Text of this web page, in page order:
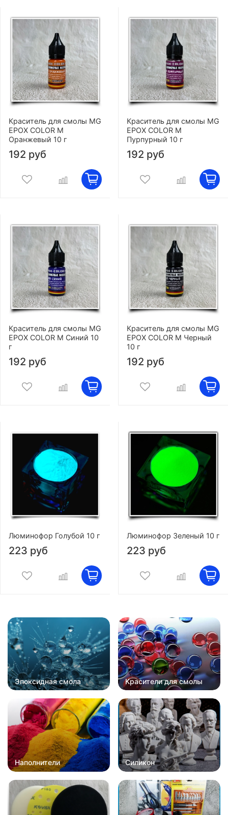
Краситель для смолы MG
EPOX COLOR M
Оранжевый 10 г
192 руб
Краситель для смолы MG
EPOX COLOR M
Пурпурный 10 г
192 руб
Краситель для смолы MG
EPOX COLOR M Синий 10
г
192 руб
Краситель для смолы MG
EPOX COLOR M Черный
10 г
192 руб
Люминофор Голубой 10 г
223 руб
Люминофор Зеленый 10 г
223 руб
Эпоксидная смола Красители для смолы
Наполнители Силикон